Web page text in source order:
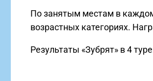
По занятым местам в
возрастных категориях.
Результаты «Зубрят» в 4